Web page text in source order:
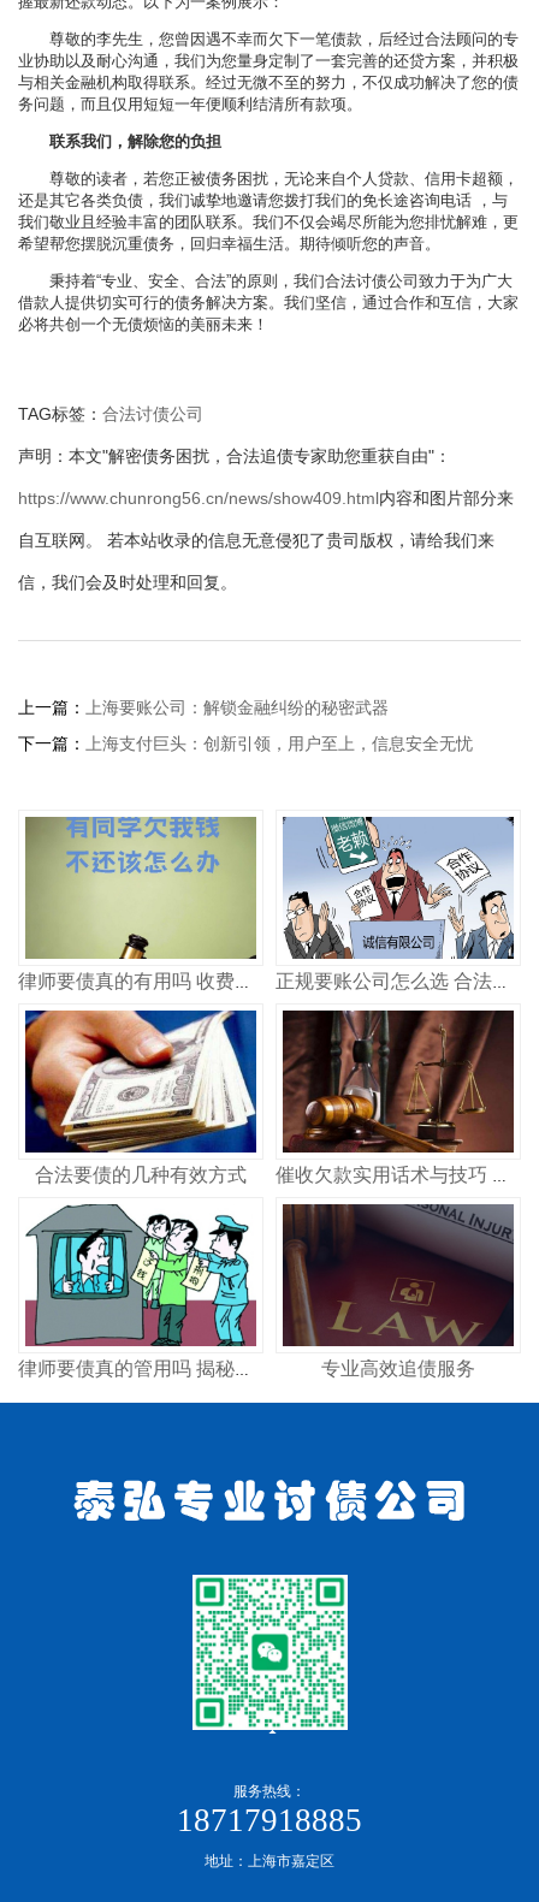
尊敬的李先生，您曾因遇不幸而欠下一笔债款，后经过合法顾问的专
业协助以及耐心沟通，我们为您量身定制了一套完善的还贷方案，并积极
与相关金融机构取得联系。经过无微不至的努力，不仅成功解决了您的债
务问题，而且仅用短短一年便顺利结清所有款项。
联系我们，解除您的负担
尊敬的读者，若您正被债务困扰，无论来自个人贷款、信用卡超额，
还是其它各类负债，我们诚挚地邀请您拨打我们的免长途咨询电话 ，与
我们敬业且经验丰富的团队联系。我们不仅会竭尽所能为您排忧解难，更
希望帮您摆脱沉重债务，回归幸福生活。期待倾听您的声音。
秉持着“专业、安全、合法”的原则，我们合法讨债公司致力于为广大
借款人提供切实可行的债务解决方案。我们坚信，通过合作和互信，大家
必将共创一个无债烦恼的美丽未来！
TAG标签： 合法讨债公司
声明：本文"解密债务困扰，合法追债专家助您重获自由"：
https://www.chunrong56.cn/news/show409.html内容和图片部分来
自互联网。 若本站收录的信息无意侵犯了贵司版权，请给我们来
信，我们会及时处理和回复。
上一篇： 上海要账公司：解锁金融纠纷的秘密武器
下一篇： 上海支付巨头：创新引领，用户至上，信息安全无忧
律师要债真的有用吗 收费多少 正规要账公司怎么选 合法追债记住这几点
合法要债的几种有效方式 催收欠款实用话术与技巧 合法高效讨债策略
律师要债真的管用吗 揭秘专业律师追债全流程 专业高效追债服务
服务热线：
18717918885
地址：上海市嘉定区